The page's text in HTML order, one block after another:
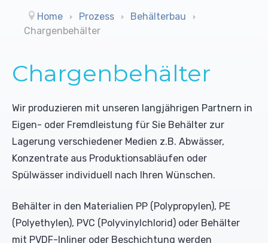
Home Prozess
Behälterbau
Chargenbehälter
Chargenbehälter
Wir produzieren mit unseren langjährigen Partnern in
Eigen- oder Fremdleistung für Sie Behälter zur
Lagerung verschiedener Medien z.B. Abwässer,
Konzentrate aus Produktionsabläufen oder
Spülwässer individuell nach Ihren Wünschen.
Behälter in den Materialien PP (Polypropylen), PE
(Polyethylen), PVC (Polyvinylchlorid) oder Behälter
mit PVDF-Inliner oder Beschichtung werden
Reinigungsmittel (UO)
Desinfektionsmittel
Biozide
Trommelbandfilter
Schrägbandfilter
Mischdüsensysteme ohne Luft
Sonderlösungen
Leitwertmessungen
Schreiber
Rührwerke
Pumpen